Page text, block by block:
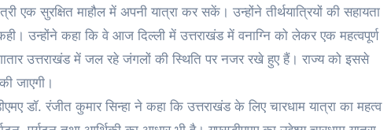
एक सुरक्षित माहौल में अपनी यात्रा कर सकें। उन्होंने तीर्थयात्रियों की सहायता
उन्होंने कहा कि वे आज दिल्ली में उत्तराखंड में वनाग्नि को लेकर एक महत्वपूर्ण
उत्तराखंड में जल रहे जंगलों की स्थिति पर नजर रखे हुए हैं। राज्य को इससे
जाएगी।
डॉ. रंजीत कुमार सिन्हा ने कहा कि उत्तराखंड के लिए चारधाम यात्रा का महत्व